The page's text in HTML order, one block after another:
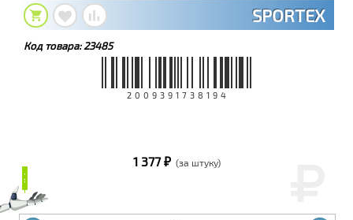
SPORTEX
Код товара:23485
2009391738194
₽₽
1 377 ₽ (за штуку)